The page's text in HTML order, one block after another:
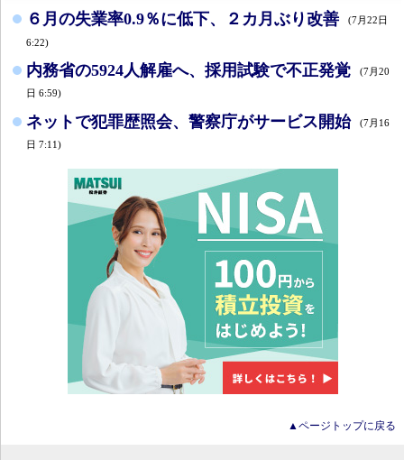
６月の失業率0.9％に低下、２カ月ぶり改善 (7月22日
6:22)
内務省の5924人解雇へ、採用試験で不正発覚
(7月20
日 6:59)
ネットで犯罪歴照会、警察庁がサービス開始
(7月16
日 7:11)
▲ページトップに戻る